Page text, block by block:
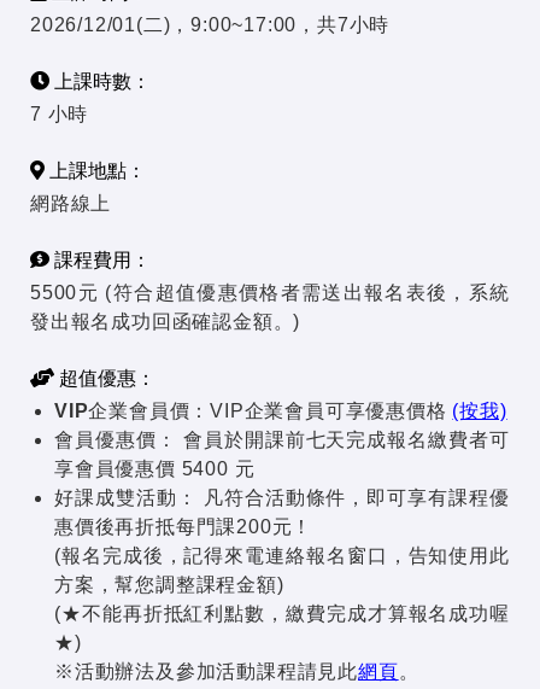
2026/12/01(二)，9:00~17:00，共7小時
上課時數：
7 小時
上課地點：
網路線上
課程費用：
5500元 (符合超值優惠價格者需送出報名表後，系統
發出報名成功回函確認金額。)
超值優惠：
VIP企業會員價：VIP企業會員可享優惠價格 (按我)
會員優惠價：
會員於開課前七天完成報名繳費者可
享會員優惠價 5400 元
好課成雙活動：
凡符合活動條件，即可享有課程優
惠價後再折抵每門課200元！
(報名完成後，記得來電連絡報名窗口，告知使用此
方案，幫您調整課程金額)
(★不能再折抵紅利點數，繳費完成才算報名成功喔
★)
※活動辦法及參加活動課程請見此網頁。